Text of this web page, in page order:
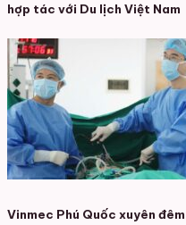
hợp tác với Du lịch Việt Nam
Vinmec Phú Quốc xuyên